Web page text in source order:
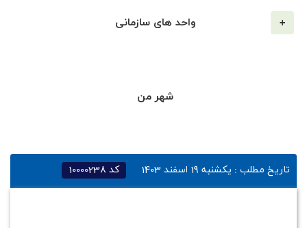
واحد های سازمانی
شهر من
تاریخ مطلب : یکشنبه 19 اسفند 1403 کد 10000238